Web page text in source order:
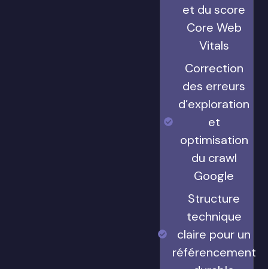
et du score
Core Web
Vitals
Correction
des erreurs
d’exploration
et
optimisation
du crawl
Google
Structure
technique
claire pour un
référencement